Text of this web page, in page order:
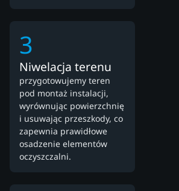
3
Niwelacja terenu
przygotowujemy teren
pod montaż instalacji,
wyrównując powierzchnię
i usuwając przeszkody, co
zapewnia prawidłowe
osadzenie elementów
oczyszczalni.